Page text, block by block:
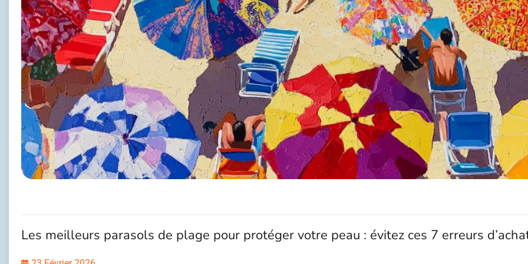
Les meilleurs parasols de plage pour protéger votre peau : évitez ces 7 erreurs